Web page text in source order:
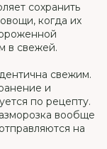
сохранить
когда их
в свежей.
свежим.
и
по рецепту.
вообще
на